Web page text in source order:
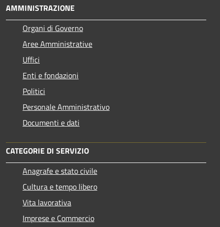
AMMINISTRAZIONE
Organi di Governo
Aree Amministrative
Uffici
Enti e fondazioni
Politici
Personale Amministrativo
Documenti e dati
CATEGORIE DI SERVIZIO
Anagrafe e stato civile
Cultura e tempo libero
Vita lavorativa
Imprese e Commercio